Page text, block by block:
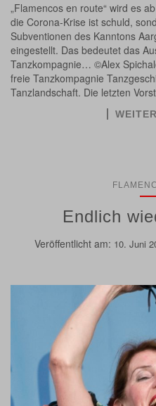
„Flamencos en route“ wird es
die Corona-Krise ist schuld,
Subventionen des Kanntons
eingestellt. Das bedeutet das
Tanzkompagnie… ©Alex
freie Tanzkompagnie
Tanzlandschaft. Die letzten
Endlich
Veröffentlicht am: 10. Juni